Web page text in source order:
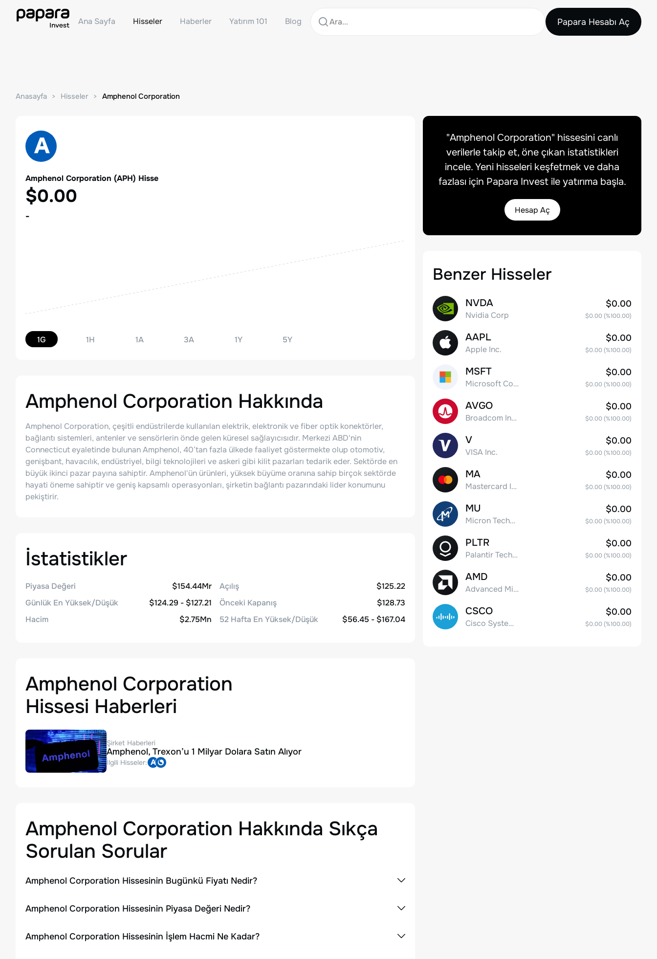
Ana Sayfa Hisseler Haberler Yatırım 101 Blog Papara Hesabı Aç
Anasayfa Hisseler Amphenol Corporation
Amphenol Corporation (APH) Hisse
$0.00
-
1G 1H 1A 3A 1Y 5Y
Amphenol Corporation Hakkında
Amphenol Corporation, çeşitli endüstrilerde kullanılan elektrik, elektronik ve fiber optik konektörler,
bağlantı sistemleri, antenler ve sensörlerin önde gelen küresel sağlayıcısıdır. Merkezi ABD'nin
Connecticut eyaletinde bulunan Amphenol, 40’tan fazla ülkede faaliyet göstermekte olup otomotiv,
genişbant, havacılık, endüstriyel, bilgi teknolojileri ve askeri gibi kilit pazarları tedarik eder. Sektörde en
büyük ikinci pazar payına sahiptir. Amphenol'ün ürünleri, yüksek büyüme oranına sahip birçok sektörde
hayati öneme sahiptir ve geniş kapsamlı operasyonları, şirketin bağlantı pazarındaki lider konumunu
pekiştirir.
İstatistikler
Piyasa Değeri
$154.44Mr
Günlük En Yüksek/Düşük
$124.29 - $127.21
Hacim
$2.75Mn
Açılış
$125.22
Önceki Kapanış
$128.73
52 Hafta En Yüksek/Düşük
$56.45 - $167.04
Amphenol Corporation
Hissesi Haberleri
Şirket Haberleri
Amphenol, Trexon’u 1 Milyar Dolara Satın Alıyor
İlgili Hisseler:
Amphenol Corporation Hakkında Sıkça
Sorulan Sorular
Amphenol Corporation Hissesinin Bugünkü Fiyatı Nedir?
Amphenol Corporation Hissesinin Piyasa Değeri Nedir?
Amphenol Corporation Hissesinin İşlem Hacmi Ne Kadar?
"Amphenol Corporation" hissesini canlı
verilerle takip et, öne çıkan istatistikleri
incele. Yeni hisseleri keşfetmek ve daha
fazlası için Papara Invest ile yatırıma başla.
Hesap Aç
Benzer Hisseler
NVDA
Nvidia Corp
$0.00
$0.00(%100.00)
AAPL
Apple Inc.
$0.00
$0.00(%100.00)
MSFT
Microsoft Corp
$0.00
$0.00(%100.00)
AVGO
Broadcom Inc. Common Stock
$0.00
$0.00(%100.00)
V
VISA Inc.
$0.00
$0.00(%100.00)
MA
Mastercard Incorporated
$0.00
$0.00(%100.00)
MU
Micron Technology, Inc.
$0.00
$0.00(%100.00)
PLTR
Palantir Technologies Inc. Class A Common Stock
$0.00
$0.00(%100.00)
AMD
Advanced Micro Devices
$0.00
$0.00(%100.00)
CSCO
Cisco Systems, Inc. Common Stock (DE)
$0.00
$0.00(%100.00)